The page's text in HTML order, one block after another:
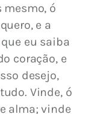
mesmo, ó
e a
eu saiba
coração, e
desejo,
Vinde, ó
alma; vinde